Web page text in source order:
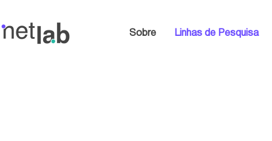
Sobre Linhas de Pesquisa